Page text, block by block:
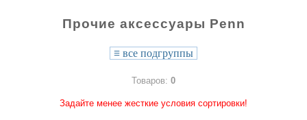
Прочие аксессуары Penn
≡ все подгруппы
Товаров: 0
Задайте менее жесткие условия сортировки!